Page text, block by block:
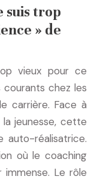
suis trop
» de
vieux pour ce
courants chez les
carrière. Face à
jeunesse, cette
auto-réalisatrice.
où le coaching
Le rôle